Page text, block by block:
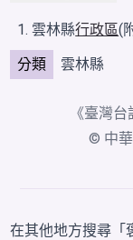
雲林縣行政區(
分類
雲林縣
《臺灣台
© 中華
在其他地方搜尋「